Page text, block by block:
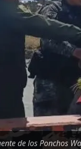
de los Ponchos